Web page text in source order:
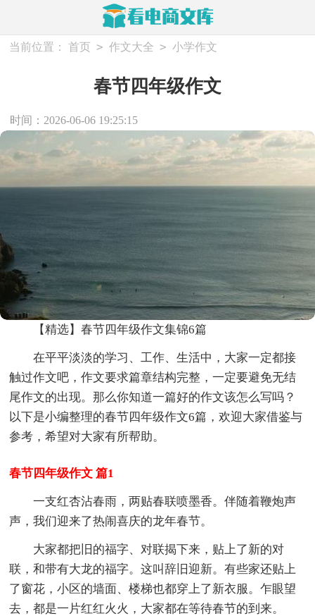
当前位置： 首页 > 作文大全 > 小学作文
春节四年级作文
时间：2026-06-06 19:25:15
【精选】春节四年级作文集锦6篇
在平平淡淡的学习、工作、生活中，大家一定都接
触过作文吧，作文要求篇章结构完整，一定要避免无结
尾作文的出现。那么你知道一篇好的作文该怎么写吗？
以下是小编整理的春节四年级作文6篇，欢迎大家借鉴与
参考，希望对大家有所帮助。
春节四年级作文 篇1
一支红杏沾春雨，两贴春联喷墨香。伴随着鞭炮声
声，我们迎来了热闹喜庆的龙年春节。
大家都把旧的福字、对联揭下来，贴上了新的对
联，和带有大龙的福字。这叫辞旧迎新。有些家还贴上
了窗花，小区的墙面、楼梯也都穿上了新衣服。乍眼望
去，都是一片红红火火，大家都在等待春节的到来。